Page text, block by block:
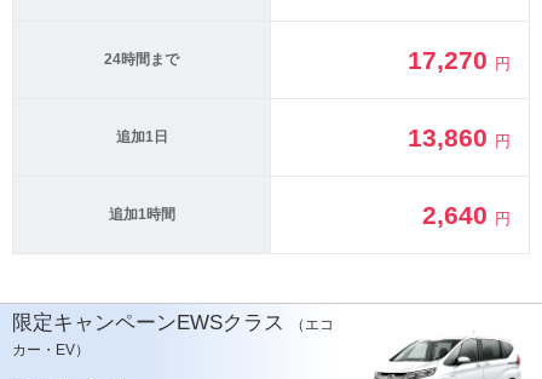
24時間まで 17,270 円
追加1日 13,860 円
追加1時間 2,640 円
限定キャンペーンEWSクラス
（エコ
カー・EV）